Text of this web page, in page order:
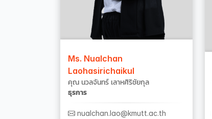
Ms. Nualchan
Laohasirichaikul
คุณ นวลจันทร์ เลาหศิริชัยกุล
ธุรการ
nualchan.lao@kmutt.ac.th